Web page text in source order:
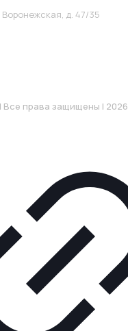
Воронежская, д. 47/35
Все права защищены | 2026